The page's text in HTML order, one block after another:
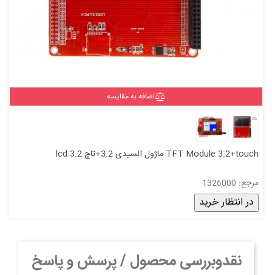
اضافه به مقایسه
TFT Module 3.2+touch ماژول السیدی 3.2+تاچ lcd 3.2
مرجع: 1326000
در انتظار خرید
نقدوبررسی محصول / پرسش و پاسخ